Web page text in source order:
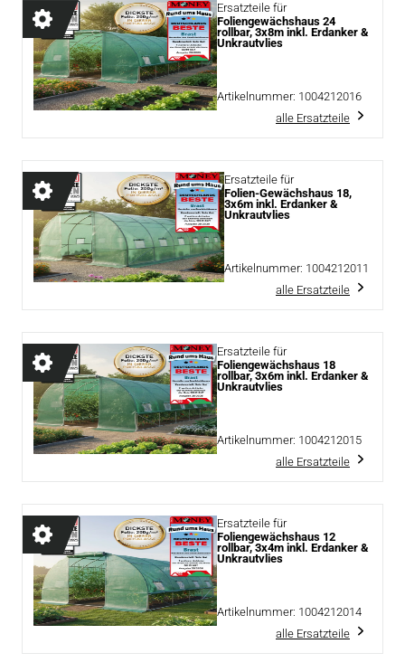
Ersatzteile für
Foliengewächshaus 24
rollbar, 3x8m inkl. Erdanker &
Unkrautvlies
Artikelnummer: 1004212016
alle Ersatzteile
Ersatzteile für
Folien-Gewächshaus 18,
3x6m inkl. Erdanker &
Unkrautvlies
Artikelnummer: 1004212011
alle Ersatzteile
Ersatzteile für
Foliengewächshaus 18
rollbar, 3x6m inkl. Erdanker &
Unkrautvlies
Artikelnummer: 1004212015
alle Ersatzteile
Ersatzteile für
Foliengewächshaus 12
rollbar, 3x4m inkl. Erdanker &
Unkrautvlies
Artikelnummer: 1004212014
alle Ersatzteile